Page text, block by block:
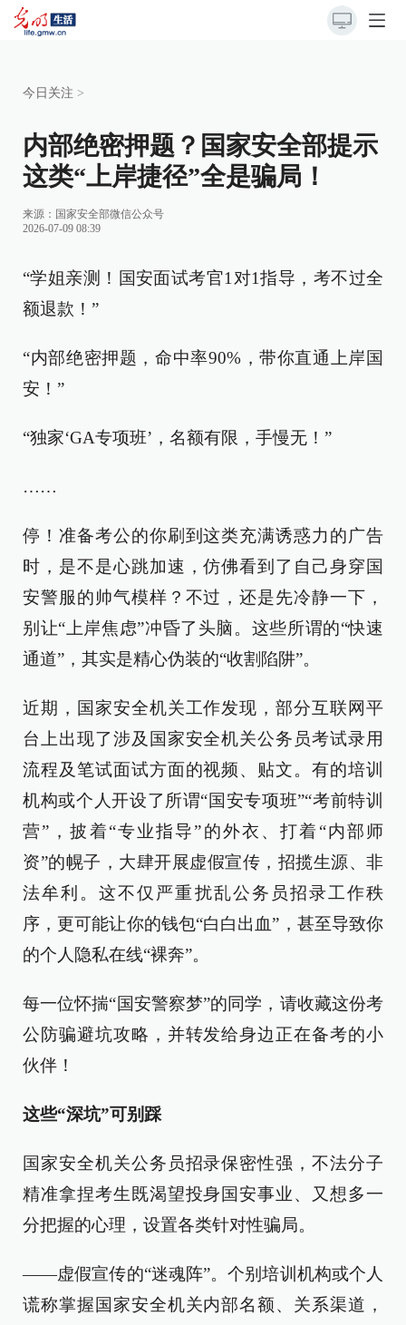
今日关注 >
内部绝密押题？国家安全部提示
这类“上岸捷径”全是骗局！
来源： 国家安全部微信公众号
2026-07-09 08:39
“学姐亲测！国安面试考官1对1指导，考不过全
额退款！”
“内部绝密押题，命中率90%，带你直通上岸国
安！”
“独家‘GA专项班’，名额有限，手慢无！”
……
停！准备考公的你刷到这类充满诱惑力的广告
时，是不是心跳加速，仿佛看到了自己身穿国
安警服的帅气模样？不过，还是先冷静一下，
别让“上岸焦虑”冲昏了头脑。这些所谓的“快速
通道”，其实是精心伪装的“收割陷阱”。
近期，国家安全机关工作发现，部分互联网平
台上出现了涉及国家安全机关公务员考试录用
流程及笔试面试方面的视频、贴文。有的培训
机构或个人开设了所谓“国安专项班”“考前特训
营”，披着“专业指导”的外衣、打着“内部师
资”的幌子，大肆开展虚假宣传，招揽生源、非
法牟利。这不仅严重扰乱公务员招录工作秩
序，更可能让你的钱包“白白出血”，甚至导致你
的个人隐私在线“裸奔”。
每一位怀揣“国安警察梦”的同学，请收藏这份考
公防骗避坑攻略，并转发给身边正在备考的小
伙伴！
这些“深坑”可别踩
国家安全机关公务员招录保密性强，不法分子
精准拿捏考生既渴望投身国安事业、又想多一
分把握的心理，设置各类针对性骗局。
——虚假宣传的“迷魂阵”。个别培训机构或个人
谎称掌握国家安全机关内部名额、关系渠道，